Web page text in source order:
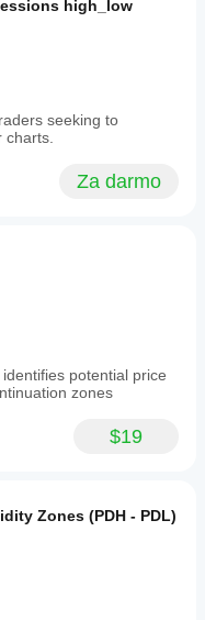
high_low
seeking to
Za darmo
potential price
zones
$19
Zones (PDH - PDL)